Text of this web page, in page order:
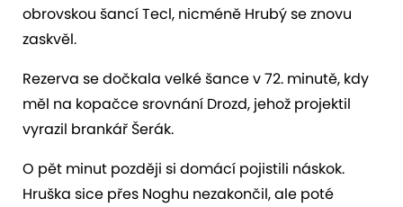
obrovskou šancí Tecl, nicméně Hrubý se znovu
zaskvěl.
Rezerva se dočkala velké šance v 72. minutě, kdy
měl na kopačce srovnání Drozd, jehož projektil
vyrazil brankář Šerák.
O pět minut později si domácí pojistili náskok.
Hruška sice přes Noghu nezakončil, ale poté